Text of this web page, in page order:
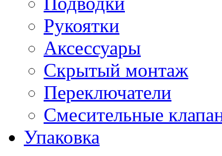
Рукоятки
Аксессуары
Скрытый монтаж
Переключатели
Смесительные
Упаковка